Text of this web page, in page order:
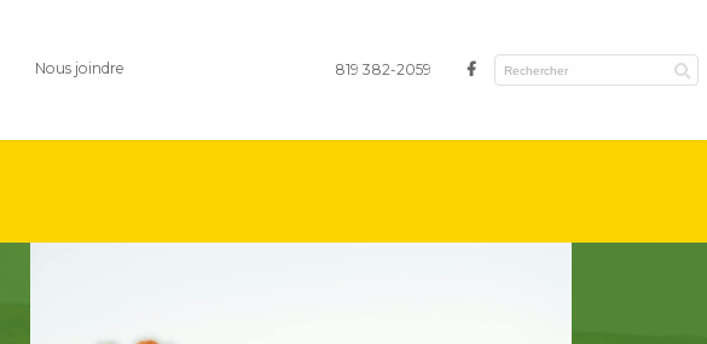
Nous joindre 819 382-2059